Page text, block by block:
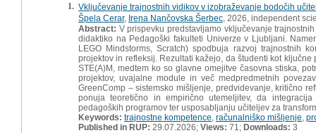
1. Vključevanje trajnostnih vidikov v izobraževanje bodočih
Špela Cerar, Irena Nančovska Šerbec , 2026, independent
Abstract: V prispevku predstavljamo vključevanje
didaktiko na Pedagoški fakulteti Univerze v Ljubljani.
LEGO Mindstorms, Scratch) spodbuja razvoj trajnostnih
projektov in refleksij. Rezultati kažejo, da študenti kot
STE(A)M, medtem ko so glavne omejitve časovna stiska,
projektov, uvajalne module in več medpredmetnih
GreenComp – sistemsko mišljenje, predvidevanje, kritično
ponuja teoretično in empirično utemeljitev, da
pedagoških programov ter usposabljanju učiteljev za
Keywords: trajnostne kompetence računalniško mišljenje
Published in RUP: 29.07.2026; Views: 71; Downloads: 3